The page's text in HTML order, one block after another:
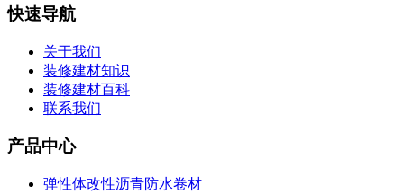
快速导航
关于我们
装修建材知识
装修建材百科
联系我们
产品中心
弹性体改性沥青防水卷材